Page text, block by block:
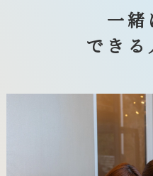
一緒
できる